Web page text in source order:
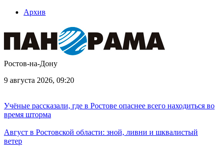
Архив
Ростов-на-Дону
9 августа 2026, 09:20
Учёные рассказали, где в Ростове опаснее всего находиться во
время шторма
Август в Ростовской области: зной, ливни и шквалистый
ветер